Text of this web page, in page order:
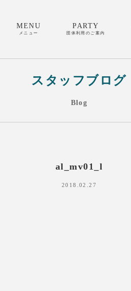
MENU
メニュー
PARTY
団体利用のご案内
スタッフブログ
Blog
al_mv01_l
2018.02.27